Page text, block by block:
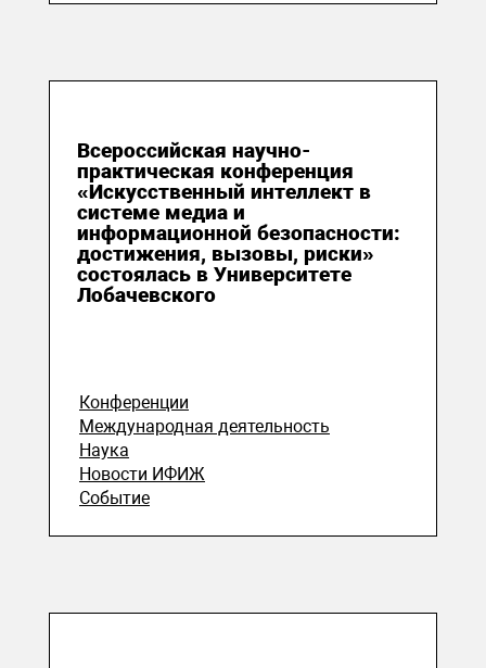
Всероссийская научно-
практическая конференция
«Искусственный интеллект в
системе медиа и
информационной безопасности:
достижения, вызовы, риски»
состоялась в Университете
Лобачевского
Конференции
Международная деятельность
Наука
Новости ИФИЖ
Событие